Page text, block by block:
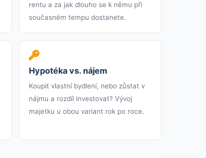
rentu a za jak dlouho se k němu při
současném tempu dostanete.
Hypotéka vs. nájem
Koupit vlastní bydlení, nebo zůstat v
nájmu a rozdíl investovat? Vývoj
majetku u obou variant rok po roce.